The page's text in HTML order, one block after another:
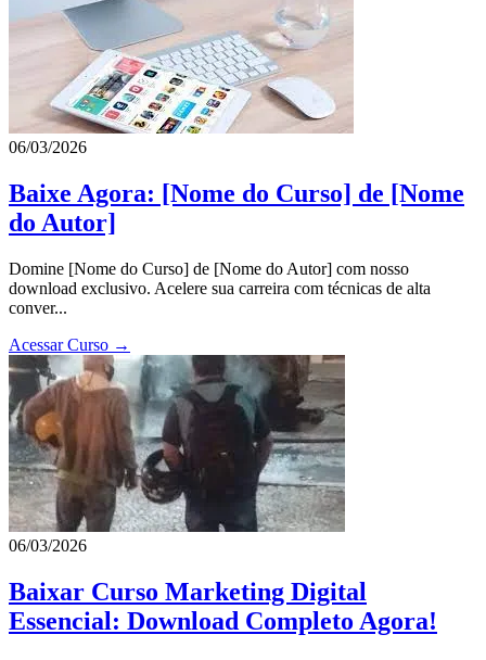
06/03/2026
Baixe Agora: [Nome do Curso] de [Nome
do Autor]
Domine [Nome do Curso] de [Nome do Autor] com nosso
download exclusivo. Acelere sua carreira com técnicas de alta
conver...
Acessar Curso →
06/03/2026
Baixar Curso Marketing Digital
Essencial: Download Completo Agora!